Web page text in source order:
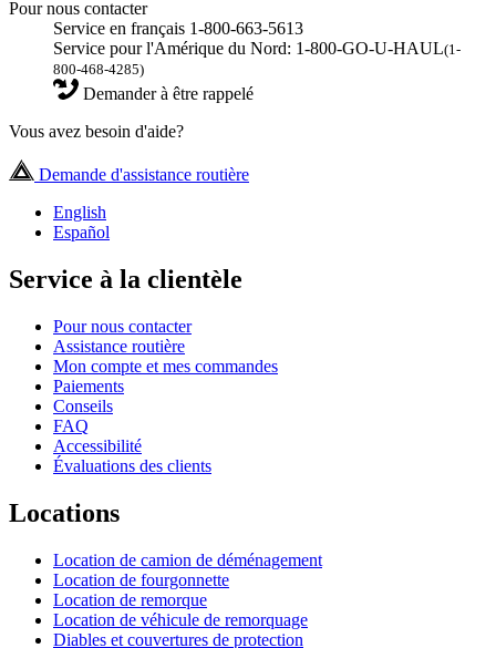
Pour nous contacter
Service en français 1-800-663-5613
Service pour l'Amérique du Nord: 1-800-GO-U-HAUL(1-
800-468-4285)
Demander à être rappelé
Vous avez besoin d'aide?
Demande d'assistance routière
English
Español
Service à la clientèle
Pour nous contacter
Assistance routière
Mon compte et mes commandes
Paiements
Conseils
FAQ
Accessibilité
Évaluations des clients
Locations
Location de camion de déménagement
Location de fourgonnette
Location de remorque
Location de véhicule de remorquage
Diables et couvertures de protection